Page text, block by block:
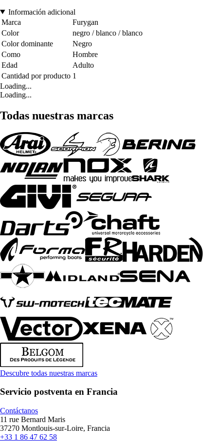
Información adicional
Marca
Furygan
Color
negro / blanco / blanco
Color dominante
Negro
Como
Hombre
Edad
Adulto
Cantidad por producto 1
Loading...
Loading...
Todas nuestras marcas
Descubre todas nuestras marcas
Servicio postventa en Francia
Contáctanos
11 rue Bernard Maris
37270 Montlouis-sur-Loire, Francia
+33 1 86 47 62 58